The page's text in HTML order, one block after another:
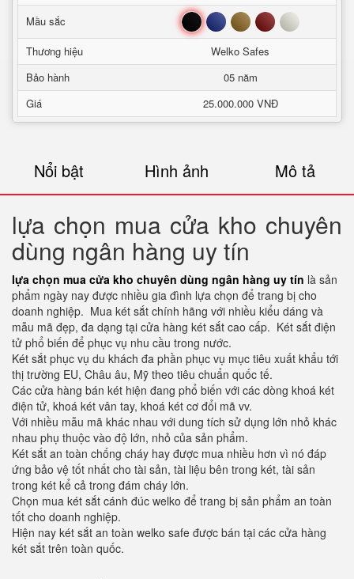
Mầu sắc
Đen Xanh Nâu Đỏ Trắng
Thương hiệu
Welko Safes
Bảo hành
05 năm
Giá
25.000.000 VNĐ
Nổi bật Hình ảnh Mô tả
lựa chọn mua cửa kho chuyên
dùng ngân hàng uy tín
lựa chọn mua cửa kho chuyên dùng ngân hàng uy tín là sản
phẩm ngày nay được nhiều gia đình lựa chọn để trang bị cho
doanh nghiệp. Mua két sắt chính hãng với nhiều kiểu dáng và
mẫu mã đẹp, đa dạng tại cửa hàng két sắt cao cấp. Két sắt điện
tử phổ biến để phục vụ nhu cầu trong nước.
Két sắt phục vụ du khách đa phần phục vụ mục tiêu xuất khẩu tới
thị trường EU, Châu âu, Mỹ theo tiêu chuẩn quốc tế.
Các cửa hàng bán két hiện đang phổ biến với các dòng khoá két
điện tử, khoá két vân tay, khoá két cơ đổi mã vv.
Với nhiều mẫu mã khác nhau với dung tích sử dụng lớn nhỏ khác
nhau phụ thuộc vào độ lớn, nhỏ của sản phẩm.
Két sắt an toàn chống cháy hay được mua nhiều hơn vì nó đáp
ứng bảo vệ tốt nhất cho tài sản, tài liệu bên trong két, tài sản
trong két kể cả trong đám cháy lớn.
Chọn mua két sắt cánh đúc welko để trang bị sản phẩm an toàn
tốt cho doanh nghiệp.
Hiện nay két sắt an toàn welko safe được bán tại các cửa hàng
két sắt trên toàn quốc.